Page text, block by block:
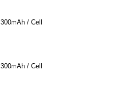
300mAh / Cell
300mAh / Cell